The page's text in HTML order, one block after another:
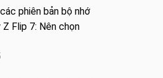
phiên bản bộ nhớ
Z Flip 7: Nên chọn